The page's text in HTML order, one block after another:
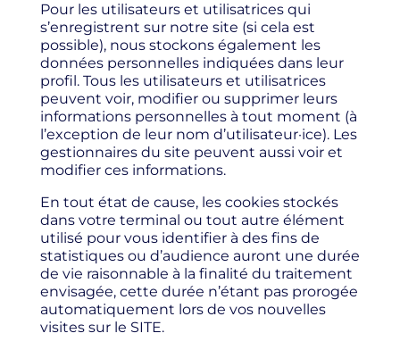
Pour les utilisateurs et utilisatrices qui
s’enregistrent sur notre site (si cela est
possible), nous stockons également les
données personnelles indiquées dans leur
profil. Tous les utilisateurs et utilisatrices
peuvent voir, modifier ou supprimer leurs
informations personnelles à tout moment (à
l’exception de leur nom d’utilisateur·ice). Les
gestionnaires du site peuvent aussi voir et
modifier ces informations.
En tout état de cause, les cookies stockés
dans votre terminal ou tout autre élément
utilisé pour vous identifier à des fins de
statistiques ou d’audience auront une durée
de vie raisonnable à la finalité du traitement
envisagée, cette durée n’étant pas prorogée
automatiquement lors de vos nouvelles
visites sur le SITE.